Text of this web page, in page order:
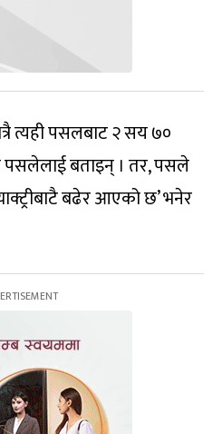
त्यही पसलबाट २ सय ७०
बताइन् । तर, पसले
बढेर आएको छ’ भनेर